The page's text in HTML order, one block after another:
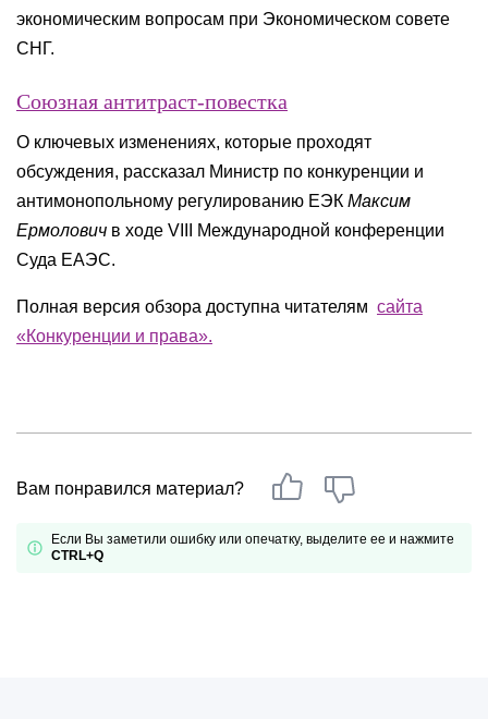
экономическим вопросам при Экономическом совете
СНГ.
Союзная антитраст-повестка
О ключевых изменениях, которые проходят
обсуждения, рассказал Министр по конкуренции и
антимонопольному регулированию ЕЭК Максим
Ермолович в ходе VIII Международной конференции
Суда ЕАЭС.
Полная версия обзора доступна читателям сайта
«Конкуренции и права».
Вам понравился материал?
Если Вы заметили ошибку или опечатку, выделите ее и нажмите
CTRL+Q